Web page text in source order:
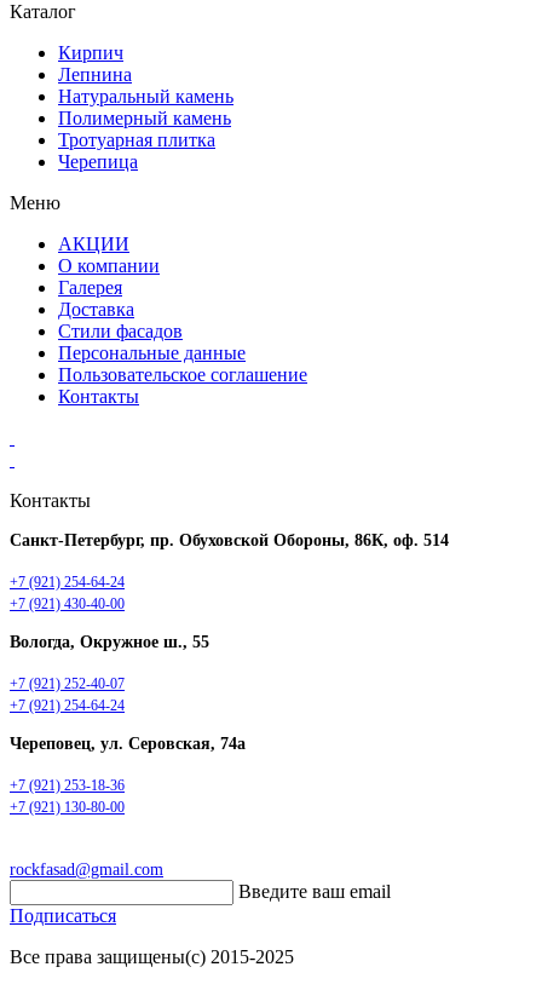
Каталог
Кирпич
Лепнина
Натуральный камень
Полимерный камень
Тротуарная плитка
Черепица
Меню
АКЦИИ
О компании
Галерея
Доставка
Стили фасадов
Персональные данные
Пользовательское соглашение
Контакты
Контакты
Санкт-Петербург, пр. Обуховской Обороны, 86К, оф. 514
+7 (921) 254-64-24
+7 (921) 430-40-00
Вологда, Окружное ш., 55
+7 (921) 252-40-07
+7 (921) 254-64-24
Череповец, ул. Серовская, 74а
+7 (921) 253-18-36
+7 (921) 130-80-00
rockfasad@gmail.com
Введите ваш email
Подписаться
Все права защищены(с) 2015-2025